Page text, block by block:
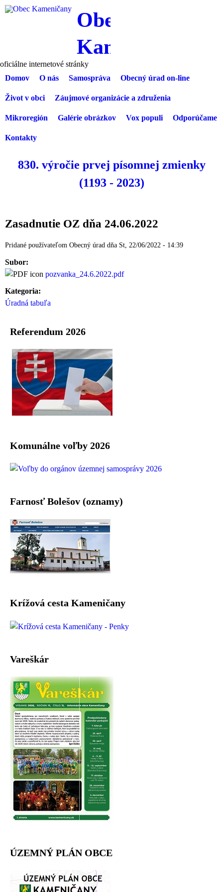
Skočiť na hlavný obsah
Obec
Kameničany
oficiálne internetové stránky
Primarny MB
Domov O nás Samospráva Obecný úrad on-line
Život v obci Záujmové organizácie a združenia
Mikroregión Galérie obrázkov Vox populi Odporúčame
Kontakty
830. výročie prvej písomnej zmienky
(1193 - 2023)
Zasadnutie OZ dňa 24.06.2022
Pridané používateľom Obecný úrad dňa St, 22/06/2022 - 14:39
Subor:
pozvanka_24.6.2022.pdf
Kategoria:
Úradná tabuľa
Referendum 2026
Komunálne voľby 2026
Farnosť Bolešov (oznamy)
Krížová cesta Kameničany
Vareškár
ÚZEMNÝ PLÁN OBCE